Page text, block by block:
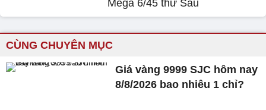
Mega 6/45 thứ Sáu
CÙNG CHUYÊN MỤC
Giá vàng 9999 SJC hôm nay
8/8/2026 bao nhiêu 1 chỉ?